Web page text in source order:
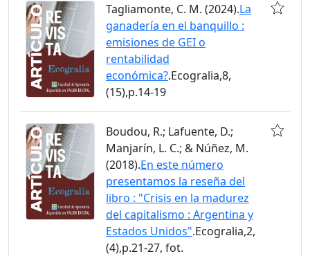
Tagliamonte, C. M. (2024).La
ganadería en el banquillo :
emisiones de GEI o
rentabilidad
económica?.Ecogralia,8,
(15),p.14-19
Boudou, R.; Lafuente, D.;
Manjarín, L. C.; & Núñez, M.
(2018).En este número
presentamos la reseña del
libro : "Crisis en la madurez
del capitalismo : Argentina y
Estados Unidos".Ecogralia,2,
(4),p.21-27, fot.